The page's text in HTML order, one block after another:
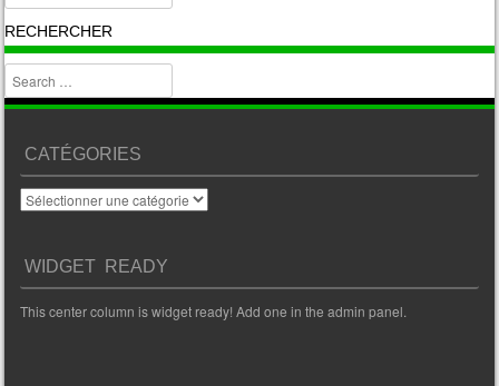
RECHERCHER
Search
CATÉGORIES
Catégories
WIDGET READY
This center column is widget ready! Add one in the admin panel.